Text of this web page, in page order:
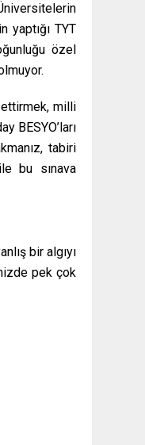
yaptığı TYT
özel
ettirmek, milli
BESYO’ları
tabiri
ile bu sınava
bir algıyı
pek çok